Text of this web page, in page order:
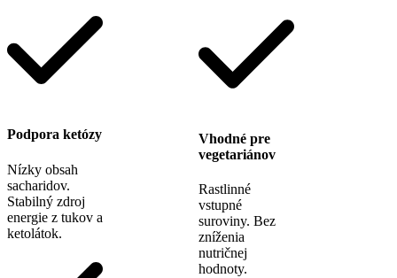
Podpora ketózy
Nízky obsah
sacharidov.
Stabilný zdroj
energie z tukov a
ketolátok.
Vhodné pre
vegetariánov
Rastlinné
vstupné
suroviny. Bez
zníženia
nutričnej
hodnoty.